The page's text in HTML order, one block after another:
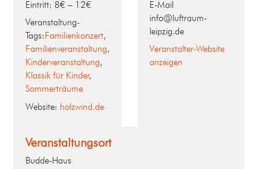
Eintritt: 8€ – 12€
Veranstaltung-
Tags:Familienkonzert,
Familienveranstaltung,
Kinderveranstaltung,
Klassik für Kinder,
Sommerträume
Website: holzwind.de
Veranstaltungsort
Budde-Haus
E-Mail
info@luftraum-
leipzig.de
Veranstalter-Website
anzeigen